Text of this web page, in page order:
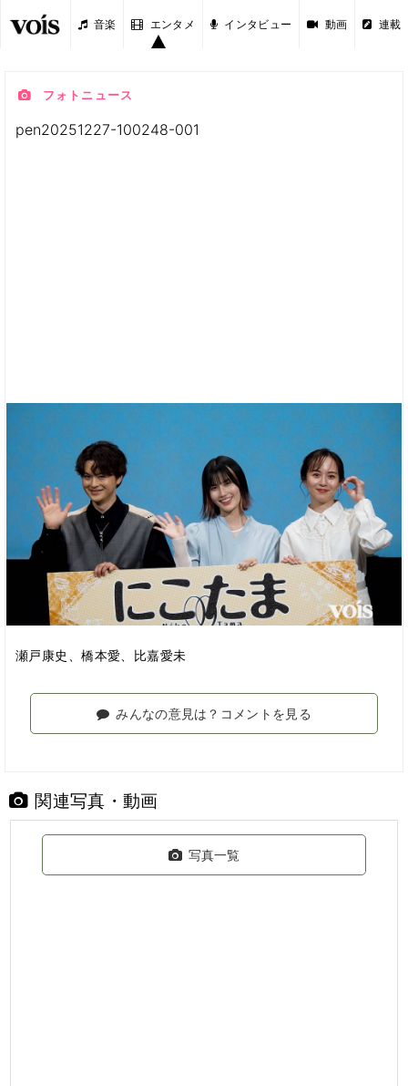
音楽 エンタメ インタビュー 動画 連載
フォトニュース
pen20251227-100248-001
瀬戸康史、橋本愛、比嘉愛未
みんなの意見は？コメントを見る
関連写真・動画
写真一覧